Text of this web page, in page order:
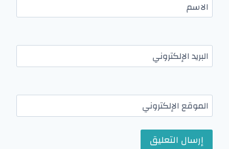
الاسم
البريد الإلكتروني
الموقع الإلكتروني